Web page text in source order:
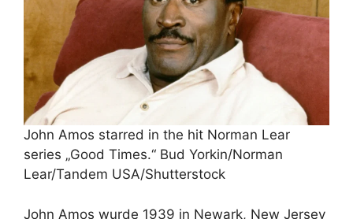
John Amos starred in the hit Norman Lear
series „Good Times.“ Bud Yorkin/Norman
Lear/Tandem USA/Shutterstock
John Amos wurde 1939 in Newark, New Jersey